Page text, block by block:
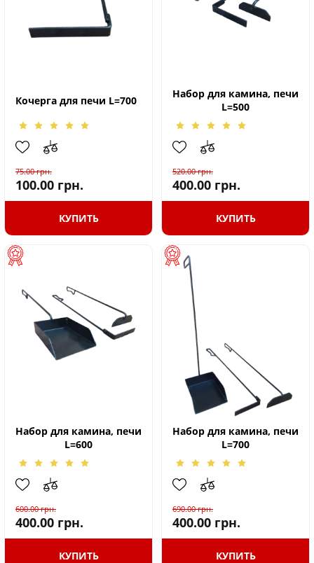
Кочерга для печи L=700
75.00грн.
100.00 грн.
КУПИТЬ
Набор для камина, печи
L=500
520.00грн.
400.00 грн.
КУПИТЬ
Набор для камина, печи
L=600
600.00грн.
400.00 грн.
КУПИТЬ
Набор для камина, печи
L=700
690.00грн.
400.00 грн.
КУПИТЬ